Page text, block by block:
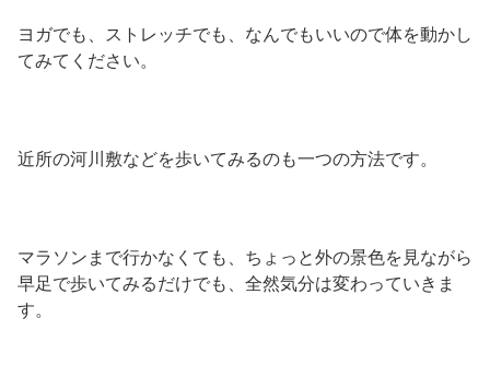
ヨガでも、ストレッチでも、なんでもいいので体を動かし
てみてください。
近所の河川敷などを歩いてみるのも一つの方法です。
マラソンまで行かなくても、ちょっと外の景色を見ながら
早足で歩いてみるだけでも、全然気分は変わっていきま
す。